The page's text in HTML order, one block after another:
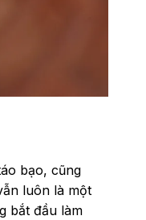
bạo, cũng
luôn là một
bắt đầu làm